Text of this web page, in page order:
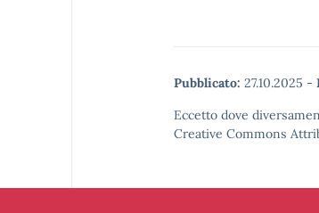
Pubblicato: 27.10.2025 -
Eccetto dove
Creative Commons